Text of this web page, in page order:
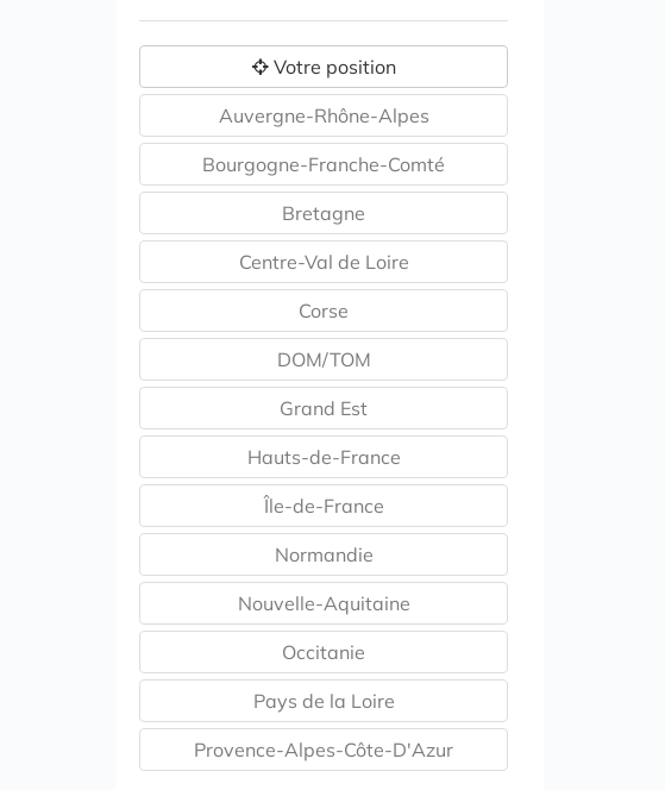
Votre position
Auvergne-Rhône-Alpes
Bourgogne-Franche-Comté
Bretagne
Centre-Val de Loire
Corse
DOM/TOM
Grand Est
Hauts-de-France
Île-de-France
Normandie
Nouvelle-Aquitaine
Occitanie
Pays de la Loire
Provence-Alpes-Côte-D'Azur